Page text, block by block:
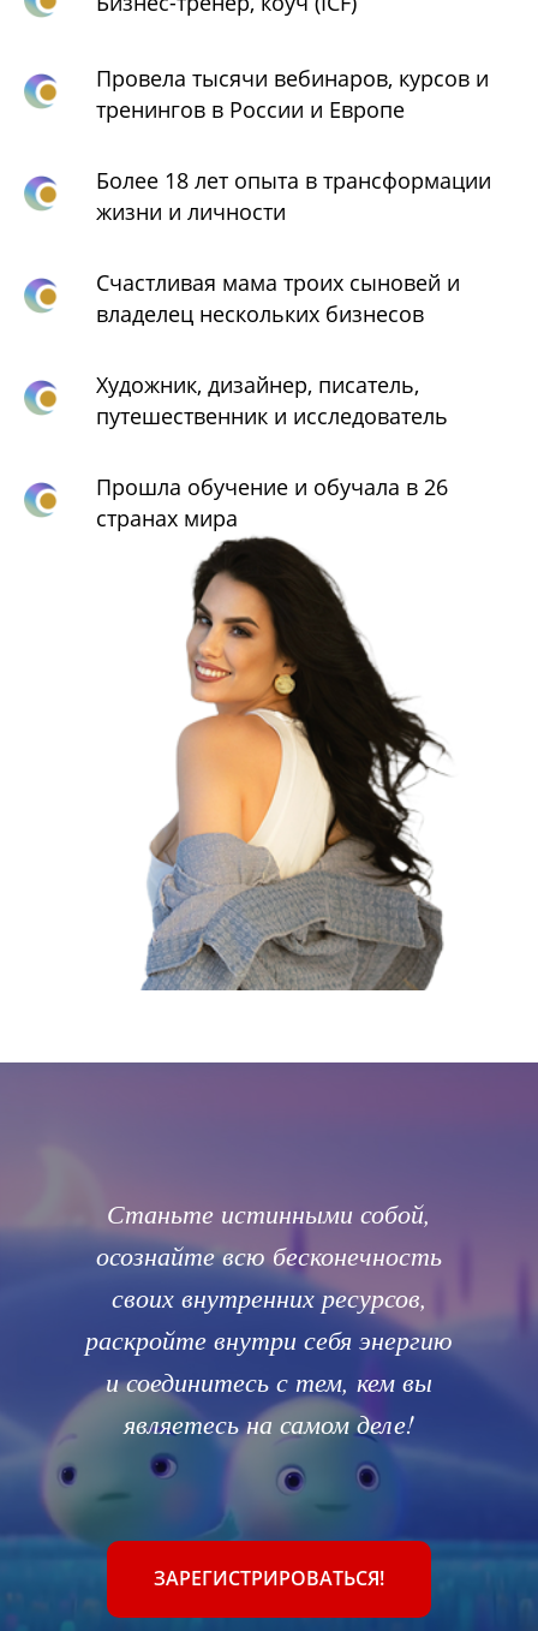
Провела тысячи вебинаров, курсов и
тренингов в России и Европе
Более 18 лет опыта в трансформации
жизни и личности
Счастливая мама троих сыновей и
владелец нескольких бизнесов
Художник, дизайнер, писатель,
путешественник и исследователь
Прошла обучение и обучала в 26
странах мира
Станьте истинными собой,
осознайте всю бесконечность
своих внутренних ресурсов,
раскройте внутри себя энергию
и соединитесь с тем, кем вы
являетесь на самом деле!
ЗАРЕГИСТРИРОВАТЬСЯ!